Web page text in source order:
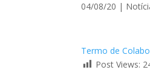
04/08/20 |
Termo de
Post Views: